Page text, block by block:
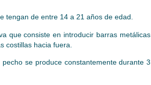
tengan de entre 14 a 21 años de edad.
que consiste en introducir barras metálicas
costillas hacia fuera.
se produce constantemente durante 3